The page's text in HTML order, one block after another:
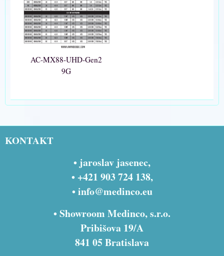
AC-MX88-UHD-Gen2
9G
KONTAKT
• jaroslav jasenec,
• +421 903 724 138,
•info@medinco.eu
• Showroom Medinco, s.r.o.
Pribišova 19/A
841 05 Bratislava